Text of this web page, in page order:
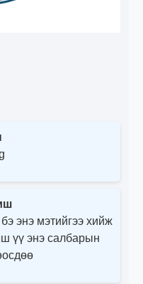
энэ мэтийгээ хийж
үү энэ салбарын